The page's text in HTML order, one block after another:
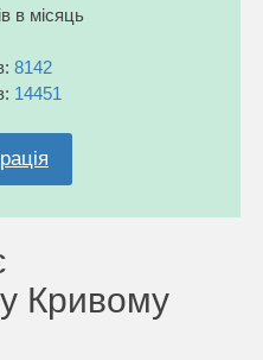
в місяць
8142
14451
Кривому